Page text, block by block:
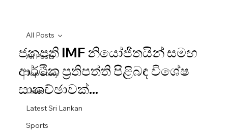
All Posts
Top Story
Latest
Latest Sri Lankan
Sports
All Posts
ජනපති IMF නියෝජිතයින් සමඟ
ආර්ථික ප්‍රතිපත්ති පිළිබඳ විශේෂ
සාකච්ඡාවක්...